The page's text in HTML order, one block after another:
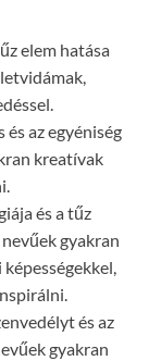
elem hatása
és az egyéniség
kreatívak
és a tűz
gyakran
és az
gyakran